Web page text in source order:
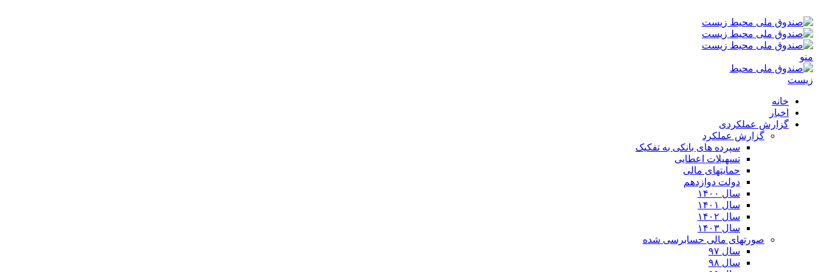
منو
خانه
اخبار
گزارش عملکردی
گزارش عملکرد
سپرده های بانکی به تفکیک
تسهیلات اعطایی
حمایتهای مالی
دولت دوازدهم
سال ۱۴۰۰
سال ۱۴۰۱
سال ۱۴۰۲
سال ۱۴۰۳
صورتهای مالی حسابرسی شده
سال ۹۷
سال ۹۸